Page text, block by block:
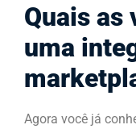
Quais as
uma
Agora você já